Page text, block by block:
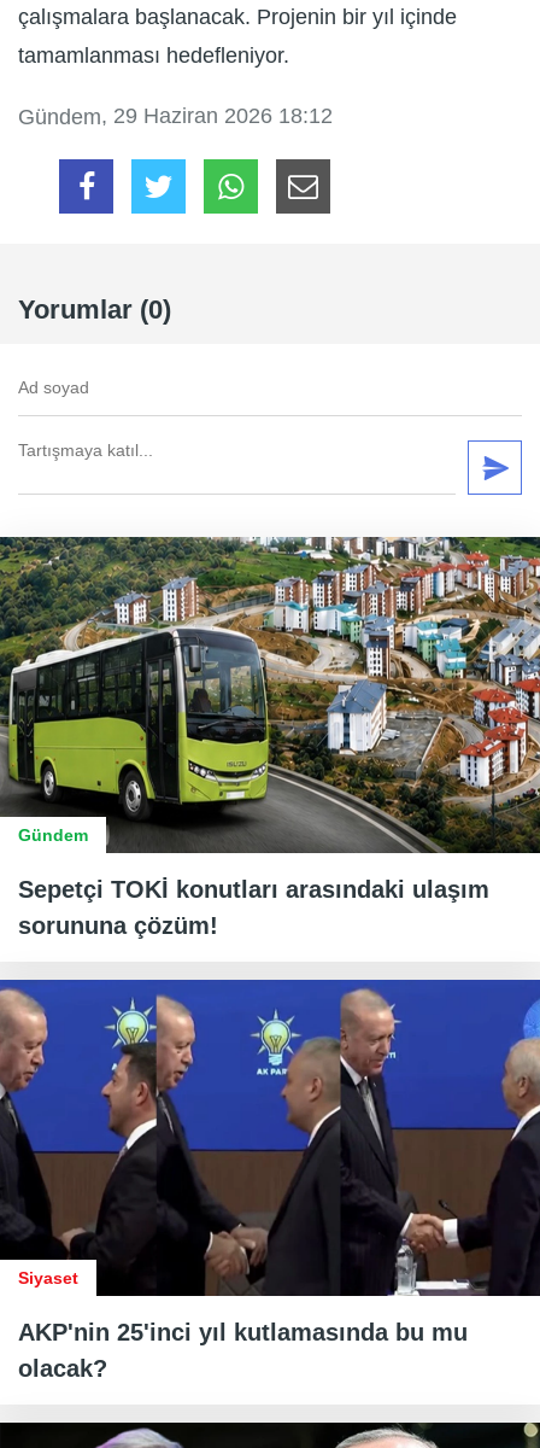
çalışmalara başlanacak. Projenin bir yıl içinde
tamamlanması hedefleniyor.
Gündem, 29 Haziran 2026 18:12
Yorumlar (0)
Gündem
Sepetçi TOKİ konutları arasındaki ulaşım
sorununa çözüm!
Siyaset
AKP'nin 25'inci yıl kutlamasında bu mu
olacak?